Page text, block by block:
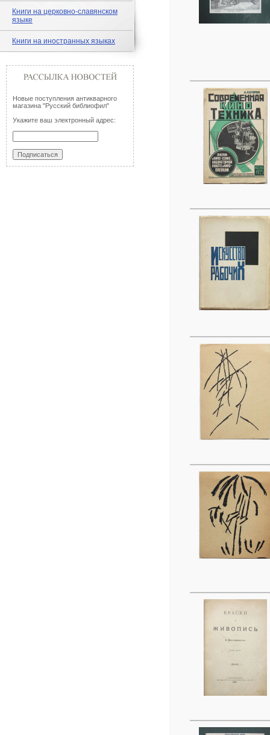
Книги на церковно-славянском
языке
Книги на иностранных языках
Новые поступления антикварного
магазина "Русский библиофил"
Укажите ваш электронный адрес: